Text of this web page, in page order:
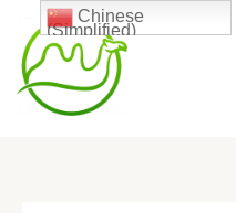
Chinese
(Simplified)